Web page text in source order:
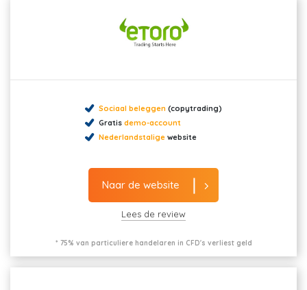
Sociaal beleggen (copytrading)
Gratis demo-account
Nederlandstalige website
Naar de website
Lees de review
* 75% van particuliere handelaren in CFD's verliest geld